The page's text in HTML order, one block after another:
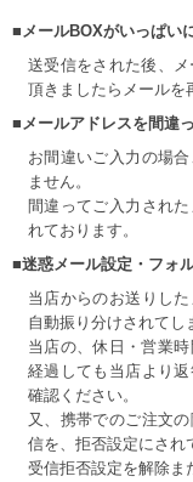
■メールBOXがいっぱい
送受信をされた後、
頂きましたらメールを
■メールアドレスを間違
お間違いご入力の場
ません。
間違ってご入力され
れております。
■迷惑メール設定・フォ
当店からのお送りし
自動振り分けされてし
当店の、休日・営業
経過しても当店より
確認ください。
又、携帯でのご注文
信を、拒否設定にされ
受信拒否設定を解除ま